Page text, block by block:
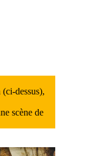
dessus),
scène de